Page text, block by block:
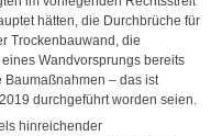
hätten, die Durchbrüche für
Trockenbauwand, die
Wandvorsprungs bereits
– das ist
durchgeführt worden seien.
hinreichender